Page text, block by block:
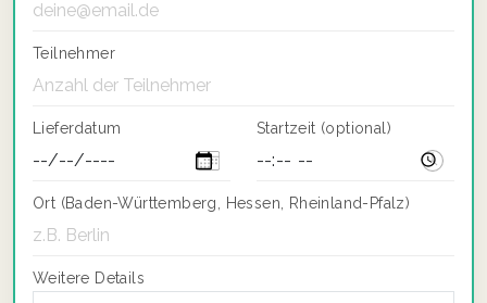
Teilnehmer
Lieferdatum Startzeit (optional)
Ort (Baden-Württemberg, Hessen, Rheinland-Pfalz)
Weitere Details